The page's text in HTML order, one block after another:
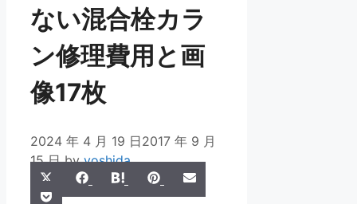
ない混合栓カラ
ン修理費用と画
像17枚
2024 年 4 月 19 日2017 年 9 月
15 日 byyoshida
Share
on
(Twitter)
Share
on
Facebook
Share
on
Hatena Share
on
PinterestShare
on
Share
Pocket